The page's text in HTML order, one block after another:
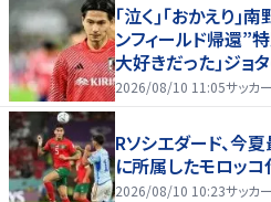
｢泣く｣｢おかえり｣
ンフィールド帰還”
大好きだった｣ジョ
くなります…｣
2026/08/10 11:05サッカー
Rソシエダード、
に所属したモロッ
2026/08/10 10:23サッカー